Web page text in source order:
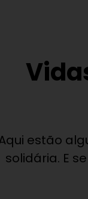
estão
solidária. E